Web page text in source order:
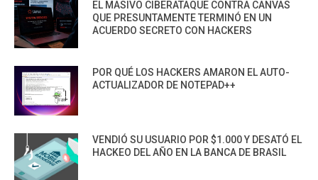
EL MASIVO CIBERATAQUE CONTRA CANVAS
QUE PRESUNTAMENTE TERMINÓ EN UN
ACUERDO SECRETO CON HACKERS
POR QUÉ LOS HACKERS AMARON EL AUTO-
ACTUALIZADOR DE NOTEPAD++
VENDIÓ SU USUARIO POR $1.000 Y DESATÓ EL
HACKEO DEL AÑO EN LA BANCA DE BRASIL